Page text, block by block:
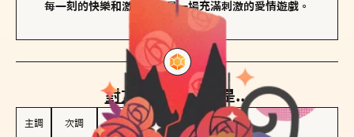
每一刻的快樂和激動，像是一場充滿刺激的愛情遊戲。
對方的主調蠟燭是...
主調 次調